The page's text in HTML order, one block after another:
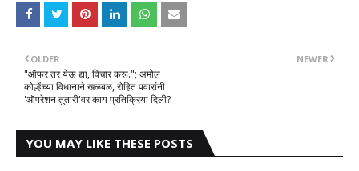
NEWER
OLDER
"ऑफर तर येऊ द्या, विचार करू."; अमोल
कोल्हेंच्या विधानाने खळबळ, रोहित पवारांनी
'ऑपरेशन तुतारी'वर काय प्रतिक्रिया दिली?
YOU MAY LIKE THESE POSTS